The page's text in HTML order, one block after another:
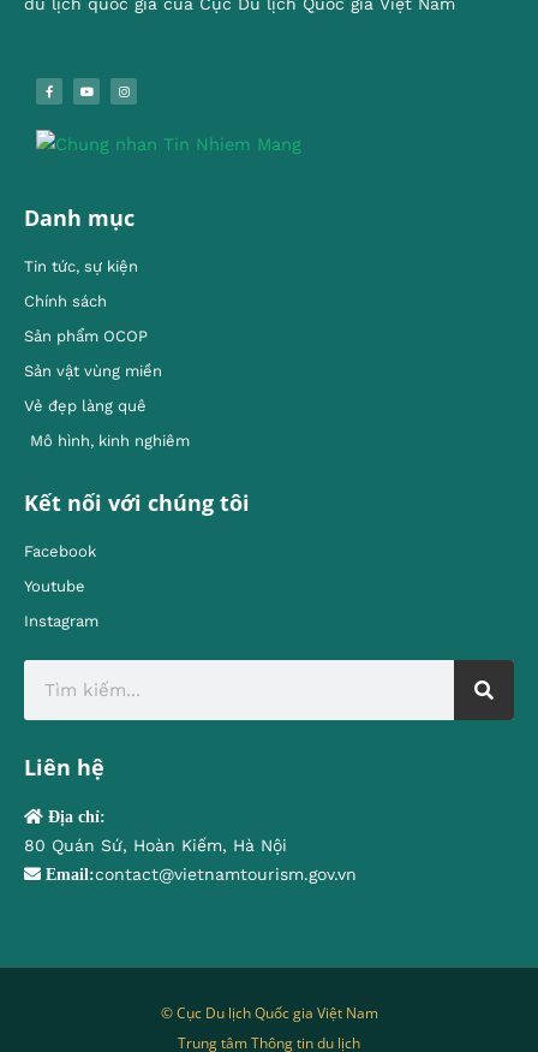
Danh mục
Tin tức, sự kiện
Chính sách
Sản phẩm OCOP
Sản vật vùng miền
Vẻ đẹp làng quê
Mô hình, kinh nghiêm
Kết nối với chúng tôi
Facebook
Youtube
Instagram
Liên hệ
Địa chỉ:
80 Quán Sứ, Hoàn Kiếm, Hà Nội
Email:contact@vietnamtourism.gov.vn
© Cục Du lịch Quốc gia Việt Nam
Trung tâm Thông tin du lịch